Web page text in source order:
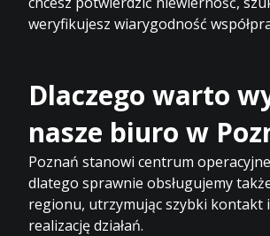
weryfikujesz wiarygodność
Dlaczego warto
nasze biuro w
Poznań stanowi centrum
dlatego sprawnie obsługujemy
regionu, utrzymując szybki kontakt
realizację działań.